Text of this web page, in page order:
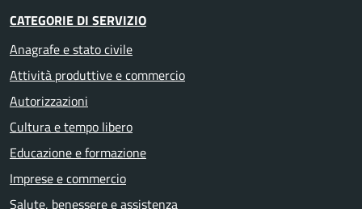
CATEGORIE DI SERVIZIO
Anagrafe e stato civile
Attività produttive e commercio
Autorizzazioni
Cultura e tempo libero
Educazione e formazione
Imprese e commercio
Salute, benessere e assistenza